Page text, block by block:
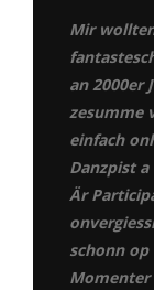
Mir
an 2000er
zesumme
einfach
Danzpist
Är
schonn
Momenter